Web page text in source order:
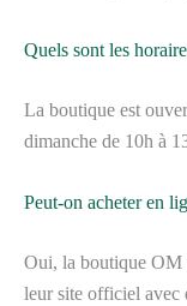
Quels sont les
La boutique est
dimanche de 10h à
Peut-on acheter en
Oui, la boutique OM
leur site officiel avec